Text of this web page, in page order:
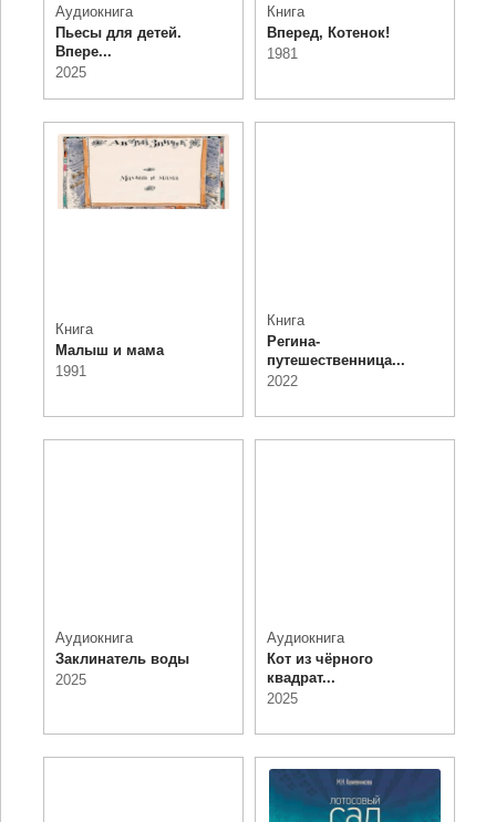
Аудиокнига
Пьесы для детей.
Впере...
2025
Книга
Вперед, Котенок!
1981
Книга
Малыш и мама
1991
Книга
Регина-
путешественница...
2022
Аудиокнига
Заклинатель воды
2025
Аудиокнига
Кот из чёрного
квадрат...
2025